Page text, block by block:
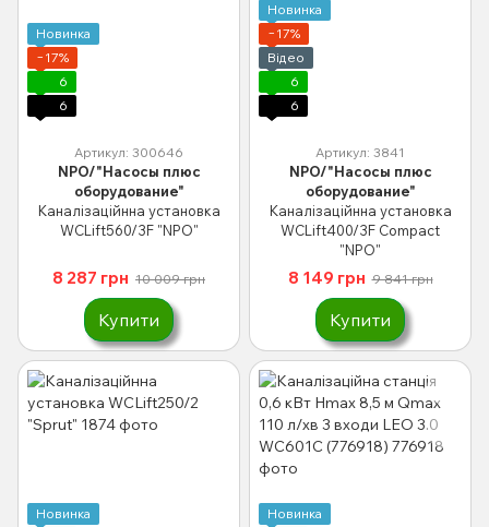
Новинка
−17%
6
6
Артикул: 300646
NPO/"Насосы плюс
оборудование"
Каналізаційнна установка
WCLift560/3F "NPO"
8 287 грн 10 009 грн
Купити
Новинка
−17%
Відео
6
6
Артикул: 3841
NPO/"Насосы плюс
оборудование"
Каналізаційнна установка
WCLift400/3F Compact
"NPO"
8 149 грн 9 841 грн
Купити
Новинка
Новинка